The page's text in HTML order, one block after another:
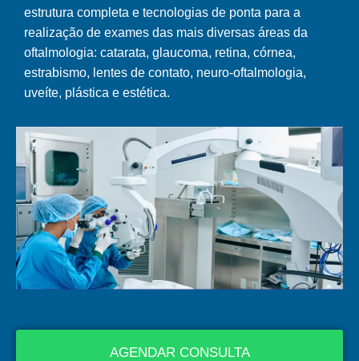
estrutura completa e tecnologias de ponta para a
realização de exames das mais diversas áreas da
oftalmologia: catarata, glaucoma, retina, córnea,
estrabismo, lentes de contato, neuro-oftalmologia,
uveíte, plástica e estética.
AGENDAR CONSULTA